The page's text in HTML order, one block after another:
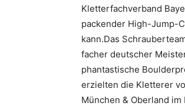
Kletterfachverband
packender High-Jump-
kann.Das
facher deutscher
phantastische
erzielten die Kletterer
München & Oberland